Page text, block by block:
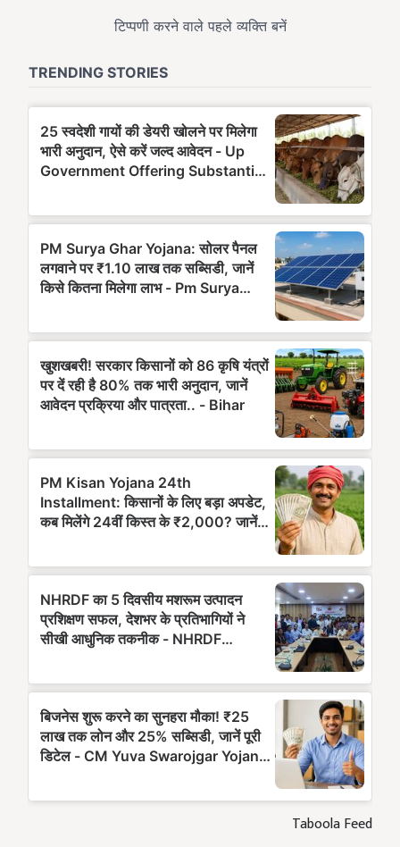
Taboola Feed